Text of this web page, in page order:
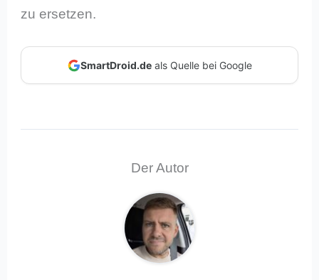
zu ersetzen.
SmartDroid.deals Quelle bei Google
Der Autor